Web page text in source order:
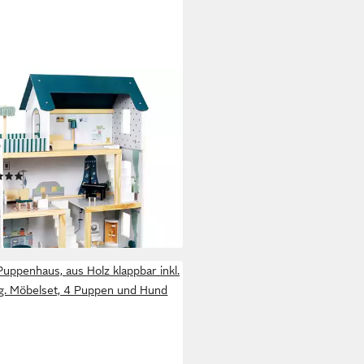
Großes Puppenhaus
Puppenvilla Set aus Holz mit
für Kinder, (17-tlg), 5
(1)
€ UVP94,99 €
- in 3-4 Werktagen bei dir
aus Holz klappbar inkl.
Möbelset, 4 Puppen und Hund